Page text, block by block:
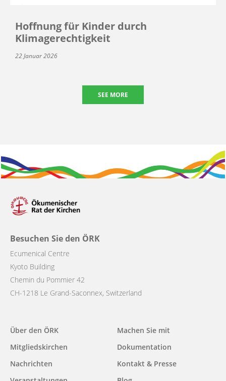
Hoffnung für Kinder durch
Klimagerechtigkeit
22 Januar 2026
SEE MORE
Besuchen Sie den ÖRK
Ecumenical Centre
Kyoto Building
Chemin du Pommier 42
CH-1218 Le Grand-Saconnex, Switzerland
Main
navigation
Über den ÖRK
Mitgliedskirchen
Nachrichten
Machen Sie mit
Dokumentation
Kontakt & Presse